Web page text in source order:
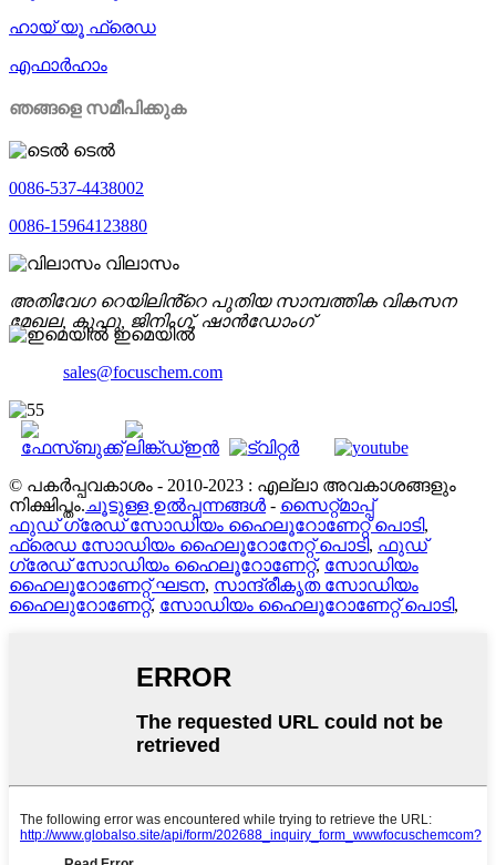
ഹായ് യൂ ഫ്രെഡ
എഫാർഹാം
ഞങ്ങളെ സമീപിക്കുക
ടെൽ
0086-537-4438002
0086-15964123880
വിലാസം
അതിവേഗ റെയിലിൻ്റെ പുതിയ സാമ്പത്തിക വികസന
മേഖല, കുഫു, ജിനിംഗ്, ഷാൻഡോംഗ്
ഇമെയിൽ
sales@focuschem.com
© പകർപ്പവകാശം - 2010-2023 : എല്ലാ അവകാശങ്ങളും
നിക്ഷിപ്തം. ചൂടുള്ള ഉൽപ്പന്നങ്ങൾ - സൈറ്റ്മാപ്പ്
ഫുഡ് ഗ്രേഡ് സോഡിയം ഹൈലൂറോണേറ്റ് പൊടി,
ഫ്രെഡ സോഡിയം ഹൈലൂറോനേറ്റ് പൊടി, ഫുഡ്
ഗ്രേഡ് സോഡിയം ഹൈലൂറോണേറ്റ്, സോഡിയം
ഹൈലൂറോണേറ്റ് ഘടന, സാന്ദ്രീകൃത സോഡിയം
ഹൈലുറോണേറ്റ്, സോഡിയം ഹൈലൂറോണേറ്റ് പൊടി,